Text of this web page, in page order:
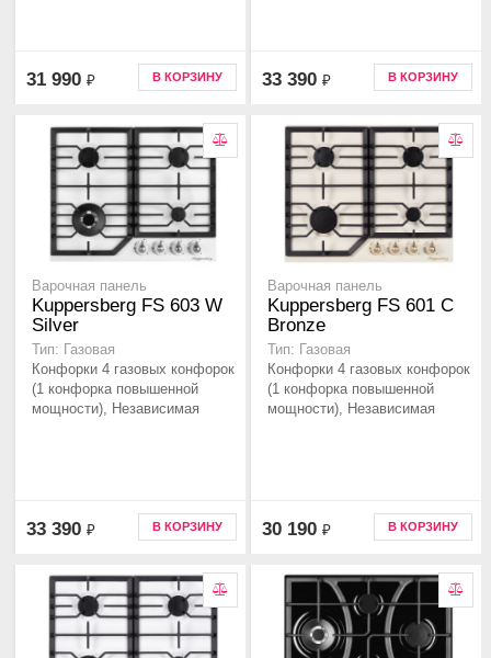
31 990 ₽ В КОРЗИНУ 33 390 ₽ В КОРЗИНУ
Варочная панель
Kuppersberg FS 603 W
Silver
Тип: Газовая
Конфорки 4 газовых конфорок
(1 конфорка повышенной
мощности), Независимая
33 390 ₽ В КОРЗИНУ
Варочная панель
Kuppersberg FS 601 C
Bronze
Тип: Газовая
Конфорки 4 газовых конфорок
(1 конфорка повышенной
мощности), Независимая
30 190 ₽ В КОРЗИНУ